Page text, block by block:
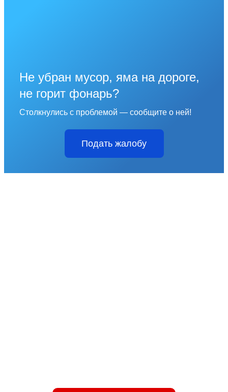
Не убран мусор, яма на дороге,
не горит фонарь?
Столкнулись с проблемой — сообщите о ней!
Подать жалобу